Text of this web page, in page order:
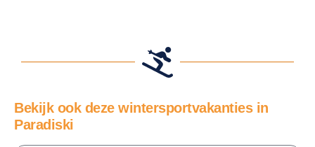
Bekijk ook deze wintersportvakanties in
Paradiski